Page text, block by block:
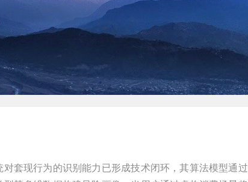
套现行为的识别能力已形成技术闭环，其算法模型通过